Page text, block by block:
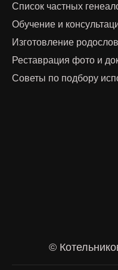
Список частных
Обучение и
Изготовление
Реставрация фото и
Советы по подбору
©